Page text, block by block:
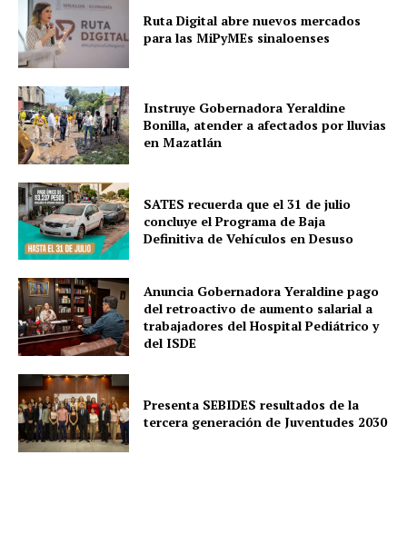
Ruta Digital abre nuevos mercados
para las MiPyMEs sinaloenses
Instruye Gobernadora Yeraldine
Bonilla, atender a afectados por lluvias
en Mazatlán
SATES recuerda que el 31 de julio
concluye el Programa de Baja
Definitiva de Vehículos en Desuso
Anuncia Gobernadora Yeraldine pago
del retroactivo de aumento salarial a
trabajadores del Hospital Pediátrico y
del ISDE
Presenta SEBIDES resultados de la
tercera generación de Juventudes 2030